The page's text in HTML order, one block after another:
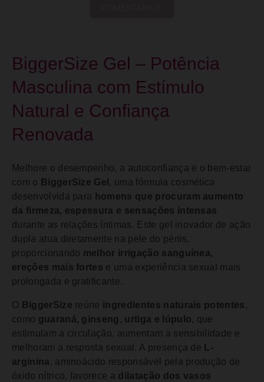
BiggerSize Gel – Potência
Masculina com Estímulo
Natural e Confiança
Renovada
Melhore o desempenho, a autoconfiança e o bem-estar
com o BiggerSize Gel , uma fórmula cosmética
desenvolvida para
homens que procuram aumento
da firmeza, espessura e sensações intensas
durante as relações íntimas. Este gel inovador de ação
dupla atua diretamente na pele do pénis,
proporcionando melhor irrigação sanguínea,
ereções mais fortes e uma experiência sexual mais
prolongada e gratificante.
O BiggerSize reúne ingredientes naturais potentes ,
como guaraná, ginseng, urtiga e lúpulo, que
estimulam a circulação, aumentam a sensibilidade e
melhoram a resposta sexual. A presença de
L-
arginina , aminoácido responsável pela produção de
óxido nítrico, favorece a dilatação dos vasos